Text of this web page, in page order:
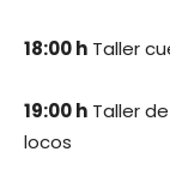
18:00 h Taller
19:00 h Taller
locos